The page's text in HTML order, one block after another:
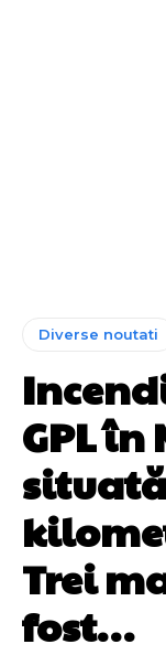
Diverse noutati
GPL
Trei
fost…